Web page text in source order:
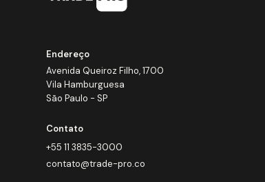
Endereço
Avenida Queiroz Filho, 1700
Vila Hamburguesa
São Paulo - SP
Contato
+55 11 3835-3000
contato@trade-pro.co